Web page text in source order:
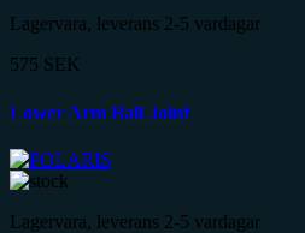
Lagervara, leverans 2-5 vardagar
575 SEK
Lower Arm Ball Joint
Lagervara, leverans 2-5 vardagar